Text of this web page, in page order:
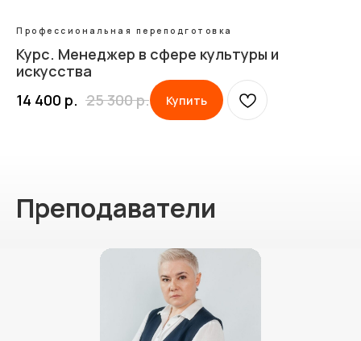
Профессиональная переподготовка
Курс. Менеджер в сфере культуры и
искусства
14 400 р. 25 300р. Купить
Преподаватели